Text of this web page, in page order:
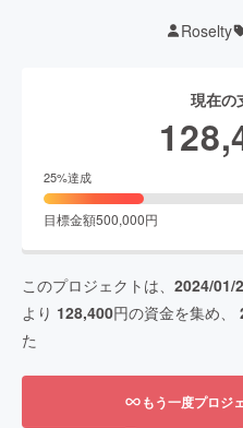
Roselty
現在の
25%達成
目標金額500,000円
このプロジェクトは、 2024/01/
より 128,400円の資金を集め、
た
もう一度プロジ